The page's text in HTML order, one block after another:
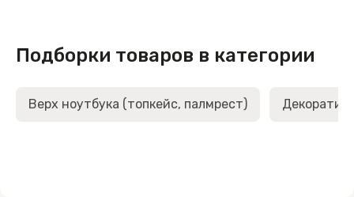
Подборки товаров в категории
Верх ноутбука (топкейс, палмрест)